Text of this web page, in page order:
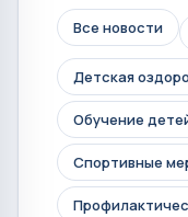
Все новости
Детская
Обучение
Спортивные